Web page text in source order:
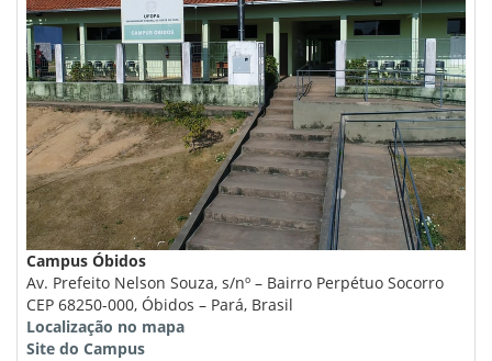
Campus Óbidos
Av. Prefeito Nelson Souza, s/nº – Bairro Perpétuo Socorro
CEP 68250-000, Óbidos – Pará, Brasil
Localização no mapa
Site do Campus